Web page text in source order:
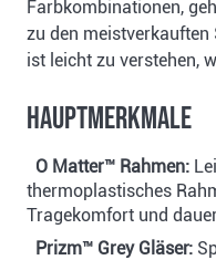
Farbkombinationen,
zu den
ist leicht zu verstehen,
Hauptmerkmale
O Matter™ Rahmen:
thermoplastisches
Tragekomfort und
Prizm™ Grey Gläser: